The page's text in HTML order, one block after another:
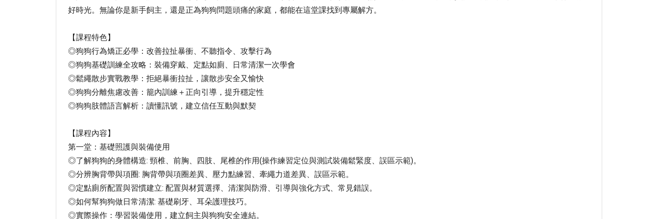
好時光。無論你是新手飼主，還是正為狗狗問題頭痛的家庭，都能在這堂課找到專屬解方。
【課程特色】
◎狗狗行為矯正必學：改善拉扯暴衝、不聽指令、攻擊行為
◎狗狗基礎訓練全攻略：裝備穿戴、定點如廁、日常清潔一次學會
◎鬆繩散步實戰教學：拒絕暴衝拉扯，讓散步安全又愉快
◎狗狗分離焦慮改善：籠內訓練＋正向引導，提升穩定性
◎狗狗肢體語言解析：讀懂訊號，建立信任互動與默契
【課程內容】
第一堂：基礎照護與裝備使用
◎了解狗狗的身體構造: 頸椎、前胸、四肢、尾椎的作用(操作練習定位與測試裝備鬆緊度、誤區示範)。
◎分辨胸背帶與項圈: 胸背帶與項圈差異、壓力點練習、牽繩力道差異、誤區示範。
◎定點廁所配置與習慣建立: 配置與材質選擇、清潔與防滑、引導與強化方式、常見錯誤。
◎如何幫狗狗做日常清潔: 基礎刷牙、耳朵護理技巧。
◎實際操作：學習裝備使用，建立飼主與狗狗安全連結。